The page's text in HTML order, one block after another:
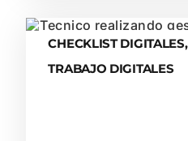
CHECKLIST DIGITALES
TRABAJO DIGITALES